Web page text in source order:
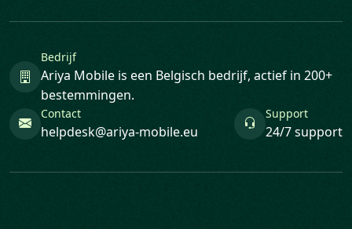
Bedrijf
Ariya Mobile is een Belgisch bedrijf, actief in 200+
bestemmingen.
Contact
helpdesk@ariya-mobile.eu
Support
24/7 support